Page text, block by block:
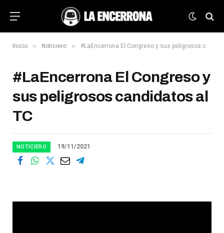
Inicio » Noticiero » #LaEncerrona El Congreso y sus peligrosos candidatos al TC
#LaEncerrona El Congreso y
sus peligrosos candidatos al
TC
NOTICIERO 19/11/2021